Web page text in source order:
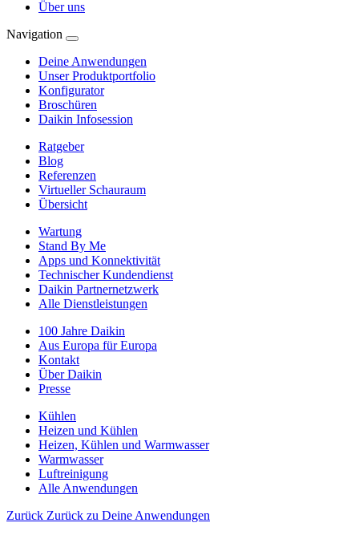
Über uns
Navigation
Deine Anwendungen
Unser Produktportfolio
Konfigurator
Broschüren
Daikin Infosession
Ratgeber
Blog
Referenzen
Virtueller Schauraum
Übersicht
Wartung
Stand By Me
Apps und Konnektivität
Technischer Kundendienst
Daikin Partnernetzwerk
Alle Dienstleistungen
100 Jahre Daikin
Aus Europa für Europa
Kontakt
Über Daikin
Presse
Kühlen
Heizen und Kühlen
Heizen, Kühlen und Warmwasser
Warmwasser
Luftreinigung
Alle Anwendungen
Zurück Zurück zu Deine Anwendungen